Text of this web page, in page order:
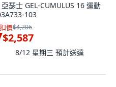
亞瑟士 GEL-CUMULUS 16 運動
103
價$4,206
$2,587
8/12 星期三 預計送達